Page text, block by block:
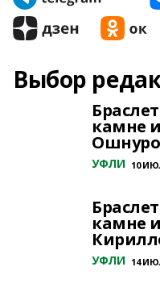
Выбор
камне
УФЛИ 10
камне
УФЛИ 14